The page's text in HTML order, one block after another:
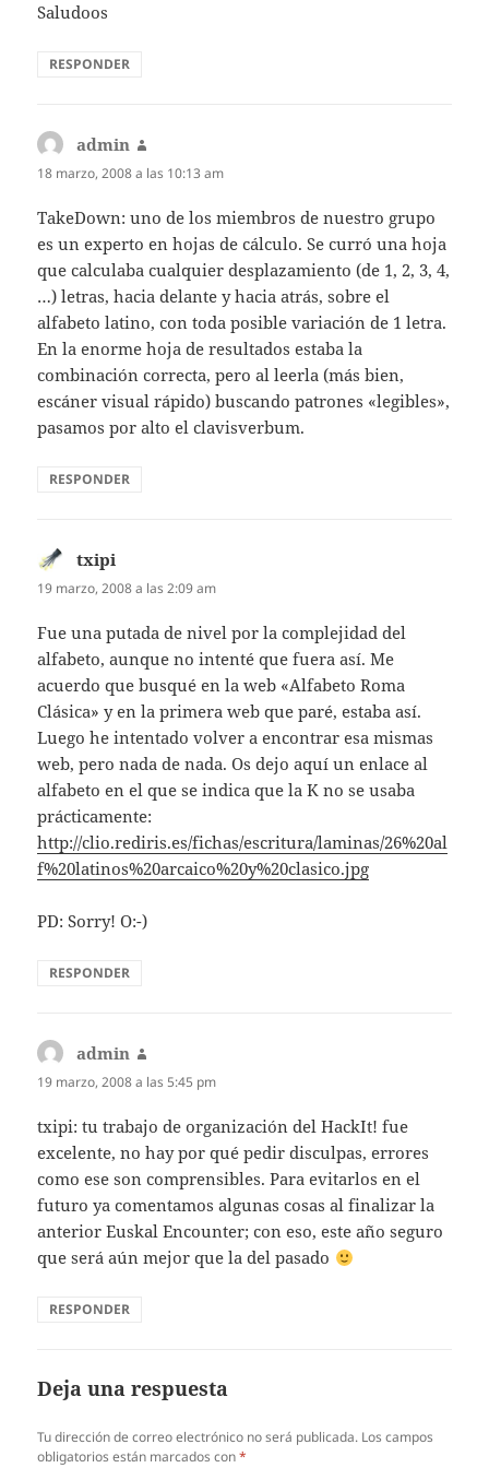
Saludoos
RESPONDER
admin
18 marzo, 2008 a las 10:13 am
TakeDown: uno de los miembros de nuestro grupo
es un experto en hojas de cálculo. Se curró una hoja
que calculaba cualquier desplazamiento (de 1, 2, 3, 4,
…) letras, hacia delante y hacia atrás, sobre el
alfabeto latino, con toda posible variación de 1 letra.
En la enorme hoja de resultados estaba la
combinación correcta, pero al leerla (más bien,
escáner visual rápido) buscando patrones «legibles»,
pasamos por alto el clavisverbum.
RESPONDER
txipi
19 marzo, 2008 a las 2:09 am
Fue una putada de nivel por la complejidad del
alfabeto, aunque no intenté que fuera así. Me
acuerdo que busqué en la web «Alfabeto Roma
Clásica» y en la primera web que paré, estaba así.
Luego he intentado volver a encontrar esa mismas
web, pero nada de nada. Os dejo aquí un enlace al
alfabeto en el que se indica que la K no se usaba
prácticamente:
http://clio.rediris.es/fichas/escritura/laminas/26%20al
f%20latinos%20arcaico%20y%20clasico.jpg
PD: Sorry! O:-)
RESPONDER
admin
19 marzo, 2008 a las 5:45 pm
txipi: tu trabajo de organización del HackIt! fue
excelente, no hay por qué pedir disculpas, errores
como ese son comprensibles. Para evitarlos en el
futuro ya comentamos algunas cosas al finalizar la
anterior Euskal Encounter; con eso, este año seguro
que será aún mejor que la del pasado
RESPONDER
Deja una respuesta
Tu dirección de correo electrónico no será publicada. Los campos
obligatorios están marcados con*